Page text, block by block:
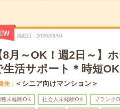
掲載日 2026/08/04
8月～OK！週2日～】
生活サポート＊時短OK
先 ＜シニア向けマンション＞
種未経験OK 社会人未経験OK ブランク